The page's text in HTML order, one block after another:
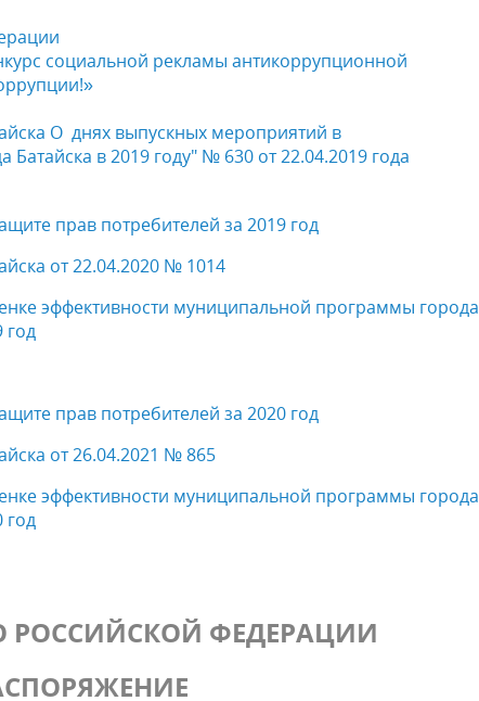
социальной рекламы антикоррупционной
О днях выпускных мероприятий в
в 2019 году" № 630 от 22.04.2019 года
прав потребителей за 2019 год
от 22.04.2020 № 1014
эффективности муниципальной программы города
год
прав потребителей за 2020 год
от 26.04.2021 № 865
эффективности муниципальной программы города
год
РОССИЙСКОЙ ФЕДЕРАЦИИ